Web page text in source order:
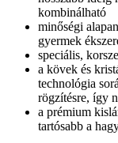
kombinálható
minőségi
gyermek
speciális,
a kövek és
technológia
rögzítésre, így
a prémium
tartósabb a